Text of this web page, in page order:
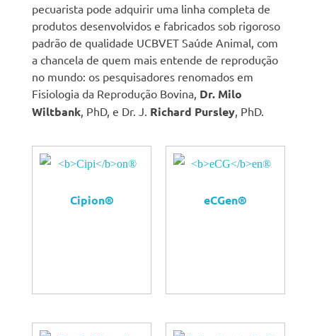
pecuarista pode adquirir uma linha completa de
produtos desenvolvidos e fabricados sob rigoroso
padrão de qualidade UCBVET Saúde Animal, com
a chancela de quem mais entende de reprodução
no mundo: os pesquisadores renomados em
Fisiologia da Reprodução Bovina, Dr. Milo
Wiltbank, PhD, e Dr. J. Richard Pursley, PhD.
Cipion® eCGen®